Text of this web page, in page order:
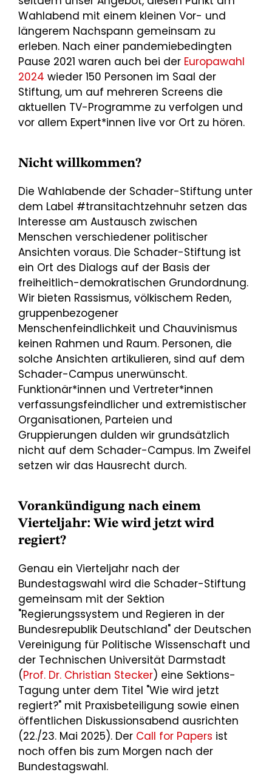
Wahlabend mit einem kleinen Vor- und
längerem Nachspann gemeinsam zu
erleben. Nach einer pandemiebedingten
Pause 2021 waren auch bei der Europawahl
2024 wieder 150 Personen im Saal der
Stiftung, um auf mehreren Screens die
aktuellen TV-Programme zu verfolgen und
vor allem Expert*innen live vor Ort zu hören.
Nicht willkommen?
Die Wahlabende der Schader-Stiftung unter
dem Label #transitachtzehnuhr setzen das
Interesse am Austausch zwischen
Menschen verschiedener politischer
Ansichten voraus. Die Schader-Stiftung ist
ein Ort des Dialogs auf der Basis der
freiheitlich-demokratischen Grundordnung.
Wir bieten Rassismus, völkischem Reden,
gruppenbezogener
Menschenfeindlichkeit und Chauvinismus
keinen Rahmen und Raum. Personen, die
solche Ansichten artikulieren, sind auf dem
Schader-Campus unerwünscht.
Funktionär*innen und Vertreter*innen
verfassungsfeindlicher und extremistischer
Organisationen, Parteien und
Gruppierungen dulden wir grundsätzlich
nicht auf dem Schader-Campus. Im Zweifel
setzen wir das Hausrecht durch.
Vorankündigung nach einem
Vierteljahr: Wie wird jetzt wird
regiert?
Genau ein Vierteljahr nach der
Bundestagswahl wird die Schader-Stiftung
gemeinsam mit der Sektion
"Regierungssystem und Regieren in der
Bundesrepublik Deutschland" der Deutschen
Vereinigung für Politische Wissenschaft und
der Technischen Universität Darmstadt
(Prof. Dr. Christian Stecker) eine Sektions-
Tagung unter dem Titel "Wie wird jetzt
regiert?" mit Praxisbeteiligung sowie einen
öffentlichen Diskussionsabend ausrichten
(22./23. Mai 2025). Der Call for Papers ist
noch offen bis zum Morgen nach der
Bundestagswahl.